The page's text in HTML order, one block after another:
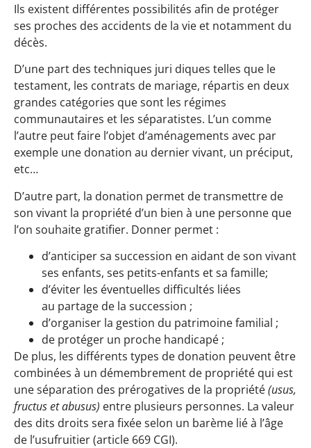
Ils existent différentes possibilités afin de protéger
ses proches des accidents de la vie et notamment du
décès.
D’une part des techniques juri diques telles que le
testament, les contrats de mariage, répartis en deux
grandes catégories que sont les régimes
communautaires et les séparatistes. L’un comme
l’autre peut faire l’objet d’aménagements avec par
exemple une donation au dernier vivant, un préciput,
etc…
D’autre part, la donation permet de transmettre de
son vivant la propriété d’un bien à une personne que
l’on souhaite gratifier. Donner permet :
d’anticiper sa succession en aidant de son vivant
ses enfants, ses petits-enfants et sa famille;
d’éviter les éventuelles difficultés liées
au partage de la succession ;
d’organiser la gestion du patrimoine familial ;
de protéger un proche handicapé ;
De plus, les différents types de donation peuvent être
combinées à un démembrement de propriété qui est
une séparation des prérogatives de la propriété(usus,
fructus et abusus) entre plusieurs personnes. La valeur
des dits droits sera fixée selon un barème lié à l’âge
de l’usufruitier (article 669 CGI).